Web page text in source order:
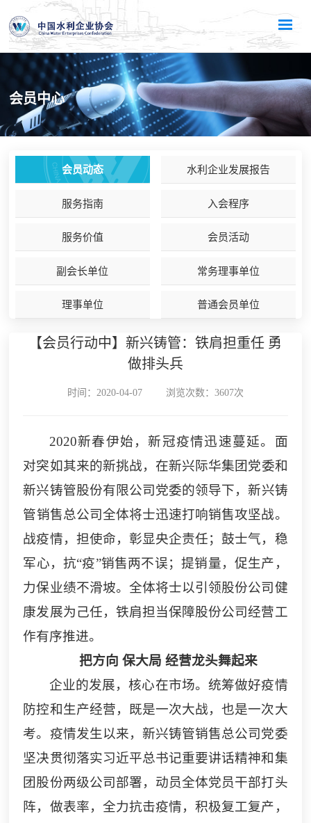
会员中心
会员动态 水利企业发展报告
服务指南 入会程序
服务价值 会员活动
副会长单位 常务理事单位
理事单位 普通会员单位
【会员行动中】新兴铸管：铁肩担重任 勇
做排头兵
时间：2020-04-07 浏览次数：3607次
2020新春伊始，新冠疫情迅速蔓延。面
对突如其来的新挑战，在新兴际华集团党委和
新兴铸管股份有限公司党委的领导下，新兴铸
管销售总公司全体将士迅速打响销售攻坚战。
战疫情，担使命，彰显央企责任；鼓士气，稳
军心，抗“疫”销售两不误；提销量，促生产，
力保业绩不滑坡。全体将士以引领股份公司健
康发展为己任，铁肩担当保障股份公司经营工
作有序推进。
把方向 保大局 经营龙头舞起来
企业的发展，核心在市场。统筹做好疫情
防控和生产经营，既是一次大战，也是一次大
考。疫情发生以来， 新兴铸管销售总公司党委
坚决贯彻落实习近平总书记重要讲话精神和集
团股份两级公司部署，动员全体党员干部打头
阵，做表率，全力抗击疫情，积极复工复产，